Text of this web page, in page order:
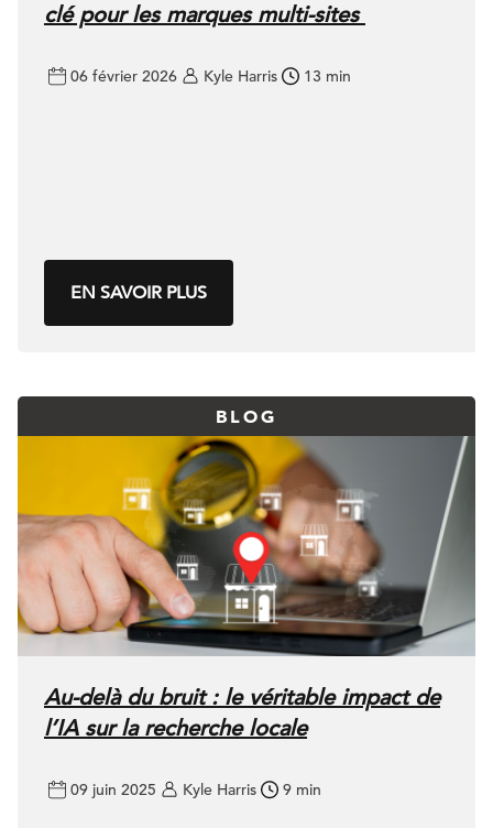
clé pour les marques multi-sites
06 février 2026 Kyle Harris 13 min
EN SAVOIR PLUS
BLOG
Au-delà du bruit : le véritable impact de
l’IA sur la recherche locale
09 juin 2025 Kyle Harris 9 min